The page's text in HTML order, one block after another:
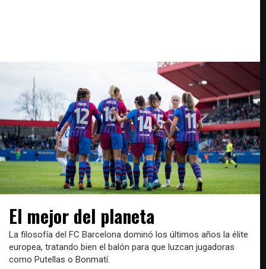
El mejor del planeta
La filosofía del FC Barcelona dominó los últimos años la élite
europea, tratando bien el balón para que luzcan jugadoras
como Putellas o Bonmatí.